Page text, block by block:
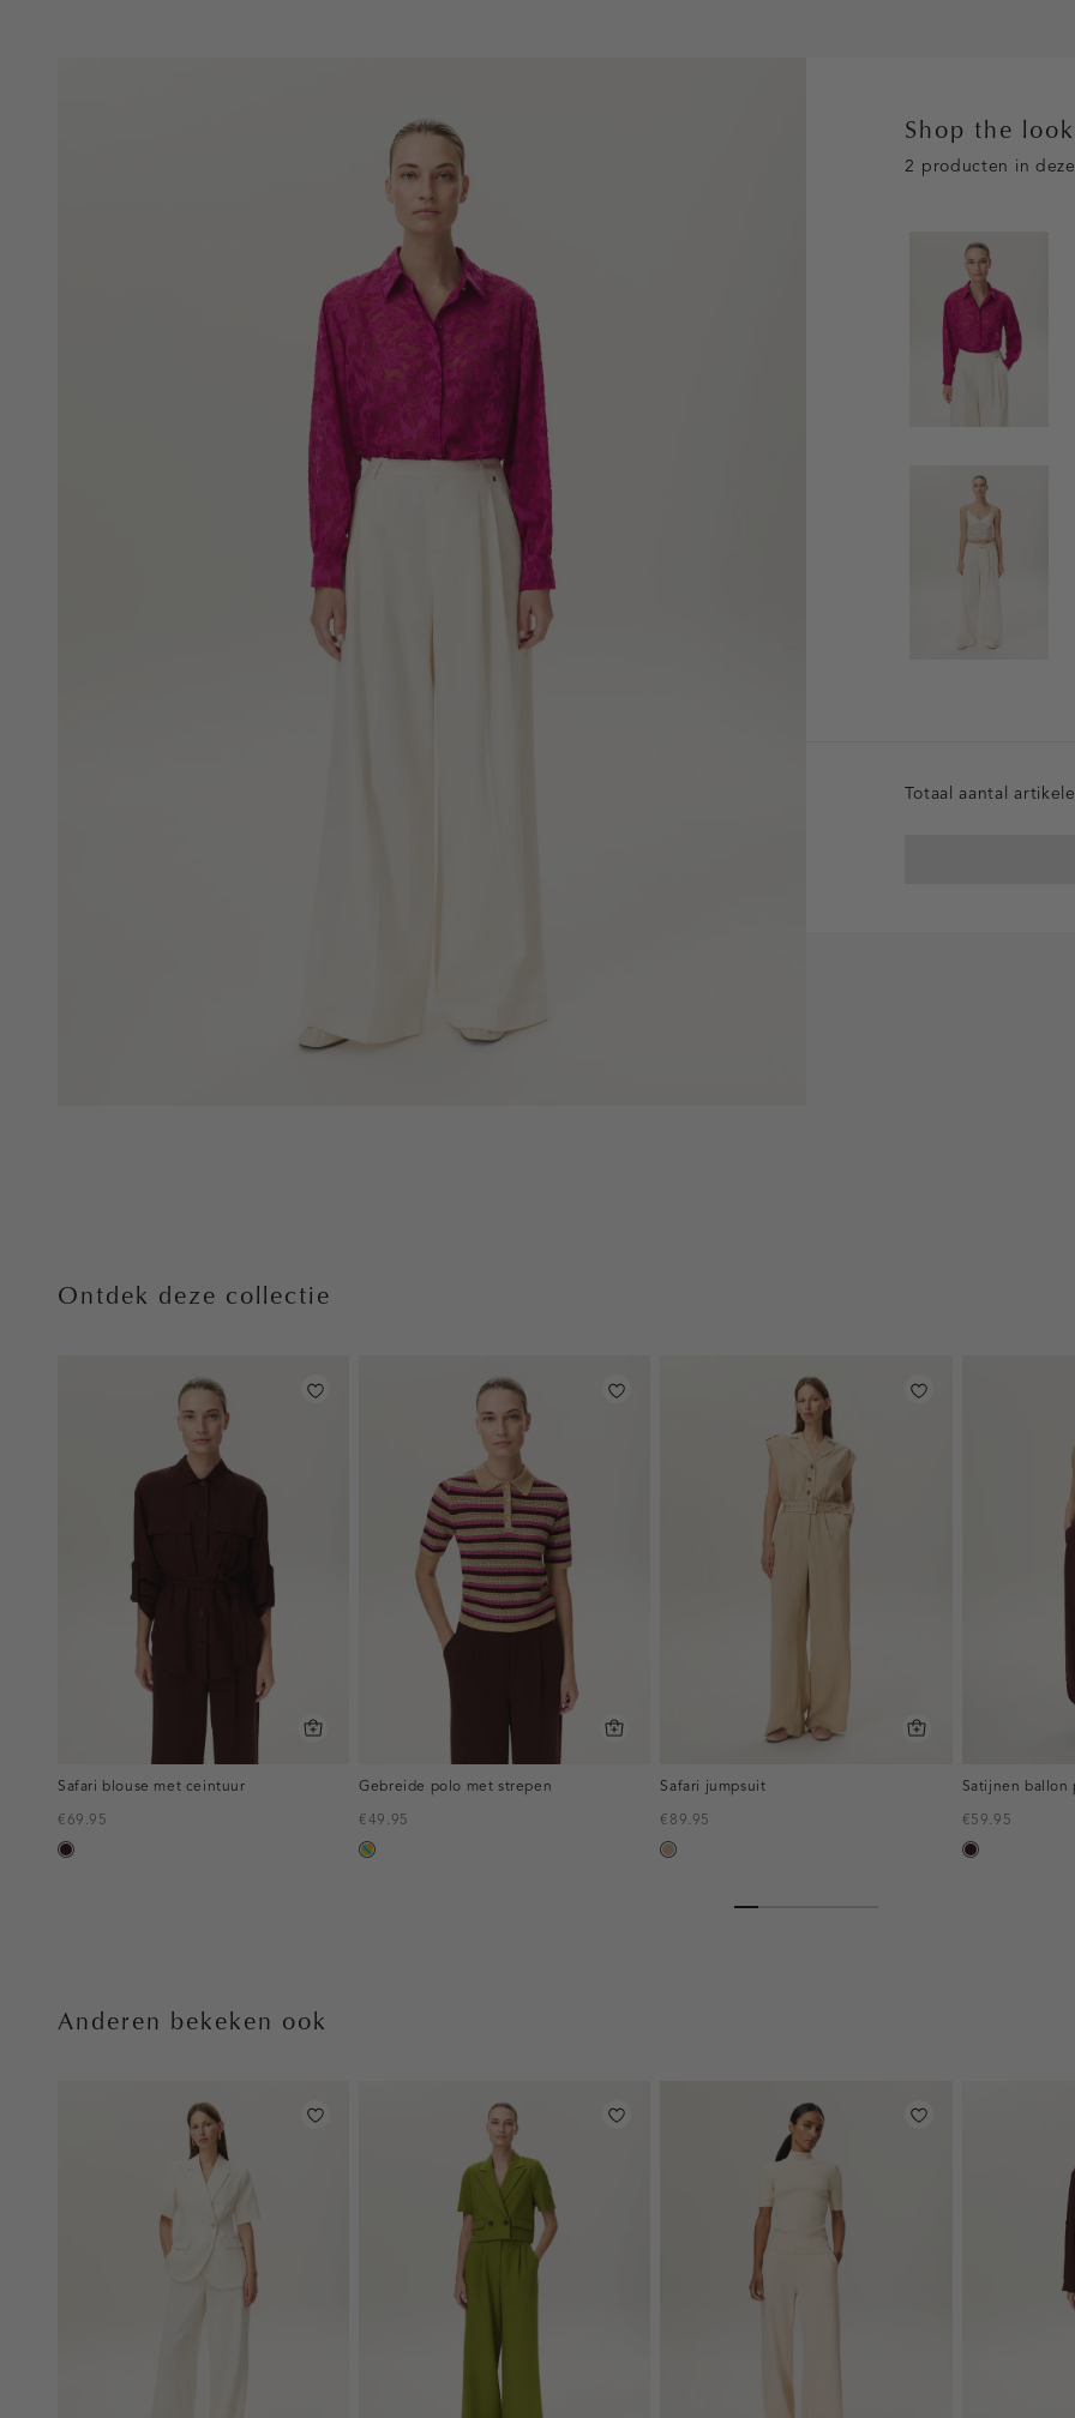
Shop the look
2 producten in
Totaal aantal
Ontdek deze collectie
Safari blouse met ceintuur
€69.95
bordeaux,
Gebreide polo met strepen
€49.95
meerkleurig
Safari jumpsuit
€89.95
zand
Satijnen ballon
€59.95
bordeaux,
Anderen bekeken ook